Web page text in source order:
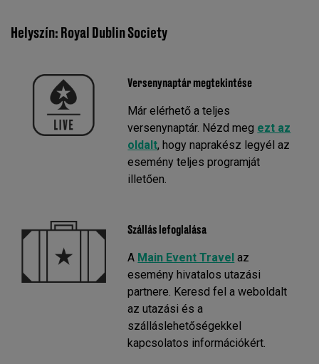
Helyszín: Royal Dublin Society
Versenynaptár megtekintése
Már elérhető a teljes
versenynaptár. Nézd meg ezt az
oldalt, hogy naprakész legyél az
esemény teljes programját
illetően.
Szállás lefoglalása
A Main Event Travel az
esemény hivatalos utazási
partnere. Keresd fel a weboldalt
az utazási és a
szálláslehetőségekkel
kapcsolatos információkért.